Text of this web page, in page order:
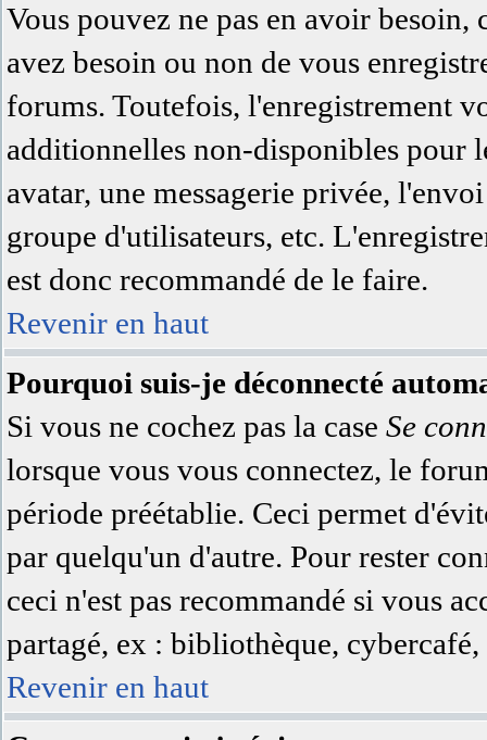
Vous pouvez ne pas en avoir
avez besoin ou non de vous
forums. Toutefois, l'enregistrement
additionnelles non-disponibles pour
avatar, une messagerie privée,
groupe d'utilisateurs, etc.
est donc recommandé de le faire.
Revenir en haut
Pourquoi suis-je déconnecté
Si vous ne cochez pas la case Se
lorsque vous vous connectez, le
période préétablie. Ceci permet
par quelqu'un d'autre. Pour rester
ceci n'est pas recommandé si vous
partagé, ex : bibliothèque,
Revenir en haut